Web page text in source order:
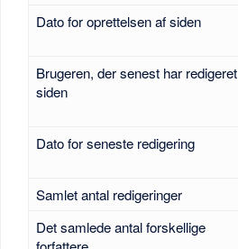
Dato for oprettelsen af siden
Brugeren, der senest har redigeret
siden
Dato for seneste redigering
Samlet antal redigeringer
Det samlede antal forskellige